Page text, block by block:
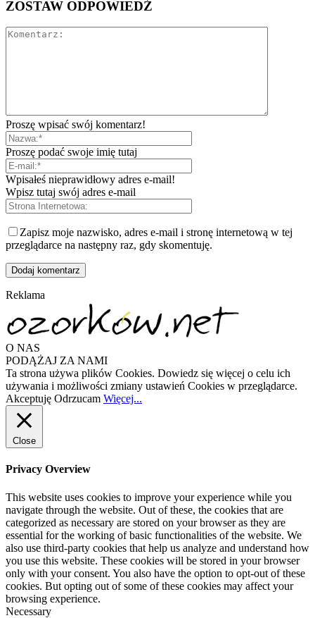
ZOSTAW ODPOWIEDŹ
Proszę wpisać swój komentarz!
Proszę podać swoje imię tutaj
Wpisałeś nieprawidłowy adres e-mail!
Wpisz tutaj swój adres e-mail
Zapisz moje nazwisko, adres e-mail i stronę internetową w tej
przeglądarce na następny raz, gdy skomentuję.
Reklama
O NAS
PODĄŻAJ ZA NAMI
Ta strona używa plików Cookies. Dowiedz się więcej o celu ich
używania i możliwości zmiany ustawień Cookies w przeglądarce.
Akceptuję Odrzucam Więcej...
Close
Privacy Overview
This website uses cookies to improve your experience while you
navigate through the website. Out of these, the cookies that are
categorized as necessary are stored on your browser as they are
essential for the working of basic functionalities of the website. We
also use third-party cookies that help us analyze and understand how
you use this website. These cookies will be stored in your browser
only with your consent. You also have the option to opt-out of these
cookies. But opting out of some of these cookies may affect your
browsing experience.
Necessary